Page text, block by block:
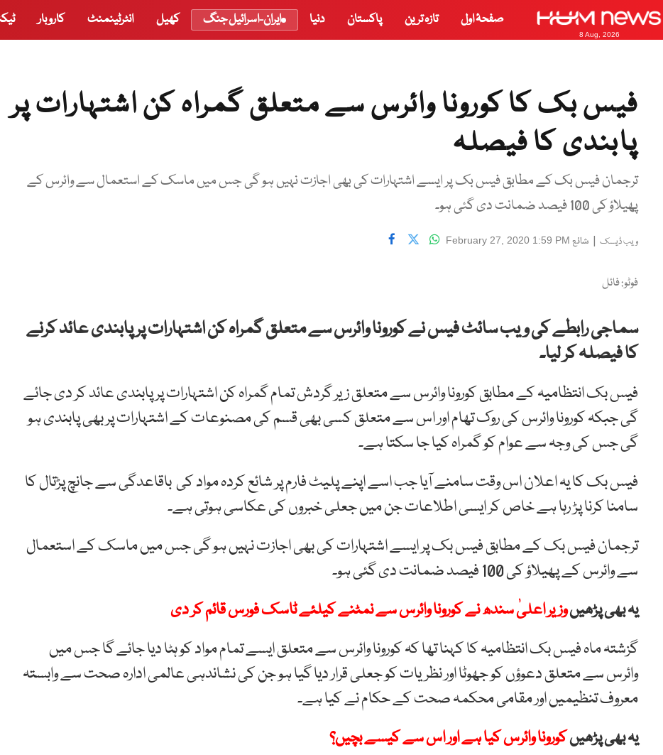
8 Aug, 2026
صفحۂ اول تازہ ترین پاکستان دنیا ایران-اسرائیل جنگ کھیل انٹرٹینمنٹ کاروبار
فیس بک کا کورونا وائرس سے متعلق گمراہ کن اشتہارات پر
پابندی کا فیصلہ
ترجمان فیس بک کے مطابق فیس بک پر ایسے اشتہارات کی بھی اجازت نہیں ہو گی جس میں ماسک کے استعمال سے وائرس کے
پھیلاؤ کی 100 فیصد ضمانت دی گئی ہو۔
ویب ڈیسک | شائع February 27, 2020 1:59 PM
فوٹو: فائل
سماجی رابطے کی ویب سائٹ فیس نے کورونا وائرس سے متعلق گمراہ کن اشتہارات پر پابندی عائد کرنے
کا فیصلہ کر لیا۔
فیس بک انتظامیہ کے مطابق کورونا وائرس سے متعلق زیر گردش تمام گمراہ کن اشتہارات پر پابندی عائد کر دی جائے
گی جبکہ کورونا وائرس کی روک تھام اور اس سے متعلق کسی بھی قسم کی مصنوعات کے اشتہارات پر بھی پابندی ہو
گی جس کی وجہ سے عوام کو گمراہ کیا جا سکتا ہے۔
فیس بک کا یہ اعلان اس وقت سامنے آیا جب اسے اپنے پلیٹ فارم پر شائع کردہ مواد کی باقاعدگی سے جانچ پڑتال کا
سامنا کرنا پڑ رہا ہے خاص کر ایسی اطلاعات جن میں جعلی خبروں کی عکاسی ہوتی ہے۔
ترجمان فیس بک کے مطابق فیس بک پر ایسے اشتہارات کی بھی اجازت نہیں ہو گی جس میں ماسک کے استعمال
سے وائرس کے پھیلاؤ کی 100 فیصد ضمانت دی گئی ہو۔
یہ بھی پڑھیںوزیر اعلیٰ سندھ نے کورونا وائرس سے نمٹنے کیلئے ٹاسک فورس قائم کر دی
گزشتہ ماہ فیس بک انتظامیہ کا کہنا تھا کہ کورونا وائرس سے متعلق ایسے تمام مواد کو ہٹا دیا جائے گا جس میں
وائرس سے متعلق دعوؤں کو جھوٹا اور نظریات کو جعلی قرار دیا گیا ہو جن کی نشاندہی عالمی ادارہ صحت سے وابستہ
معروف تنظیمیں اور مقامی محکمہ صحت کے حکام نے کیا ہے۔
یہ بھی پڑھیںکورونا وائرس کیا ہے اور اس سے کیسے بچیں؟